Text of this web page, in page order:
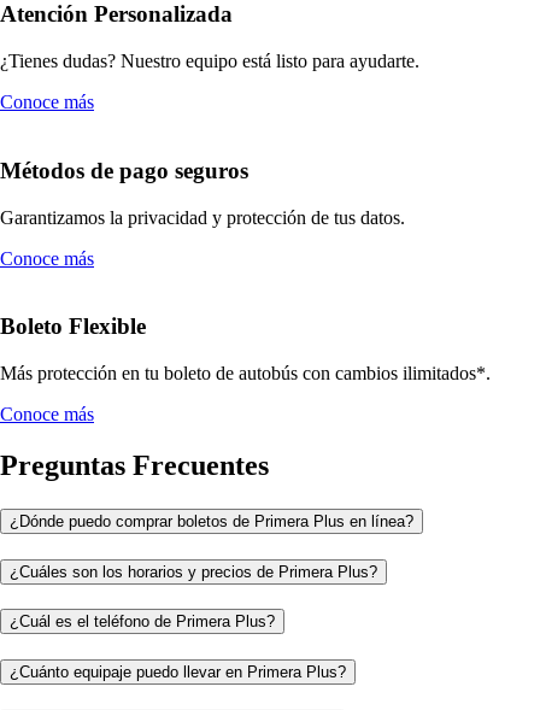
Atención Personalizada
¿Tienes dudas? Nuestro equipo está listo para ayudarte.
Conoce más
Métodos de pago seguros
Garantizamos la privacidad y protección de tus datos.
Conoce más
Boleto Flexible
Más protección en tu boleto de autobús con cambios ilimitados*.
Conoce más
Preguntas Frecuentes
¿Dónde puedo comprar boletos de Primera Plus en línea?
¿Cuáles son los horarios y precios de Primera Plus?
¿Cuál es el teléfono de Primera Plus?
¿Cuánto equipaje puedo llevar en Primera Plus?